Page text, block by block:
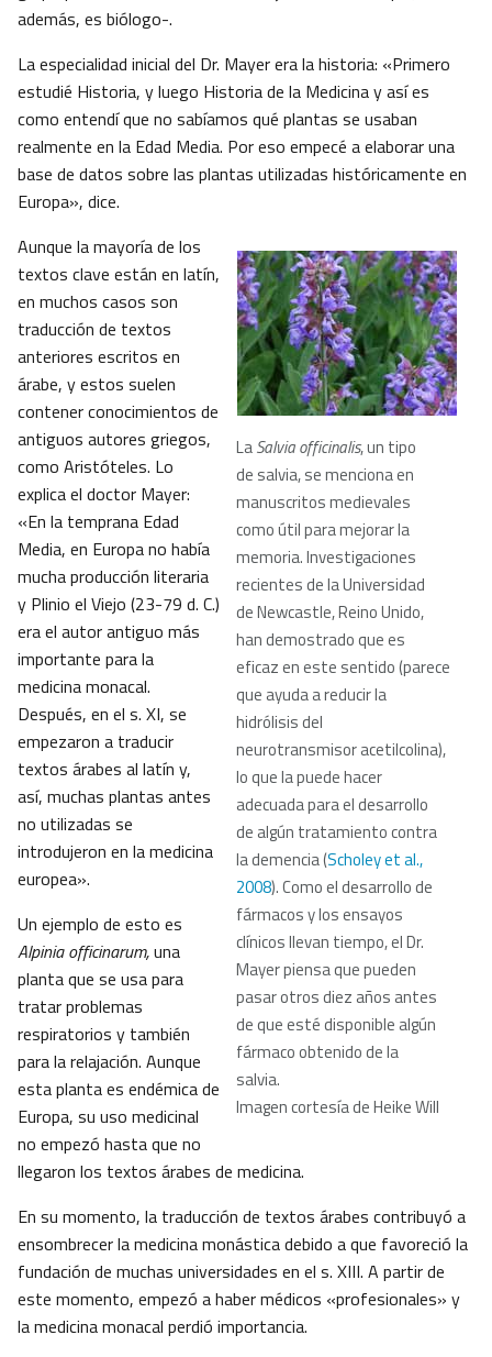
además, es biólogo-.
La especialidad inicial del Dr. Mayer era la historia: «Primero
estudié Historia, y luego Historia de la Medicina y así es
como entendí que no sabíamos qué plantas se usaban
realmente en la Edad Media. Por eso empecé a elaborar una
base de datos sobre las plantas utilizadas históricamente en
Europa», dice.
LaSalvia officinalis, un tipo
de salvia, se menciona en
manuscritos medievales
como útil para mejorar la
memoria. Investigaciones
recientes de la Universidad
de Newcastle, Reino Unido,
han demostrado que es
eficaz en este sentido (parece
que ayuda a reducir la
hidrólisis del
neurotransmisor acetilcolina),
lo que la puede hacer
adecuada para el desarrollo
de algún tratamiento contra
la demencia (Scholey et al.,
2008). Como el desarrollo de
fármacos y los ensayos
clínicos llevan tiempo, el Dr.
Mayer piensa que pueden
pasar otros diez años antes
de que esté disponible algún
fármaco obtenido de la
salvia.
Imagen cortesía de Heike Will
Aunque la mayoría de los
textos clave están en latín,
en muchos casos son
traducción de textos
anteriores escritos en
árabe, y estos suelen
contener conocimientos de
antiguos autores griegos,
como Aristóteles. Lo
explica el doctor Mayer:
«En la temprana Edad
Media, en Europa no había
mucha producción literaria
y Plinio el Viejo (23-79 d. C.)
era el autor antiguo más
importante para la
medicina monacal.
Después, en el s. XI, se
empezaron a traducir
textos árabes al latín y,
así, muchas plantas antes
no utilizadas se
introdujeron en la medicina
europea».
Un ejemplo de esto es
Alpinia officinarum,una
planta que se usa para
tratar problemas
respiratorios y también
para la relajación. Aunque
esta planta es endémica de
Europa, su uso medicinal
no empezó hasta que no
llegaron los textos árabes de medicina.
En su momento, la traducción de textos árabes contribuyó a
ensombrecer la medicina monástica debido a que favoreció la
fundación de muchas universidades en el s. XIII. A partir de
este momento, empezó a haber médicos «profesionales» y
la medicina monacal perdió importancia.